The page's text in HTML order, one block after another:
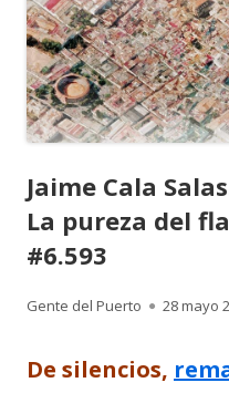
Jaime Cala
La pureza del
#6.593
Autor
Gente del Puerto
Publicado
28 mayo
De silencios,